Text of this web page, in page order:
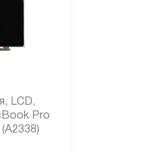
LCD,
Pro